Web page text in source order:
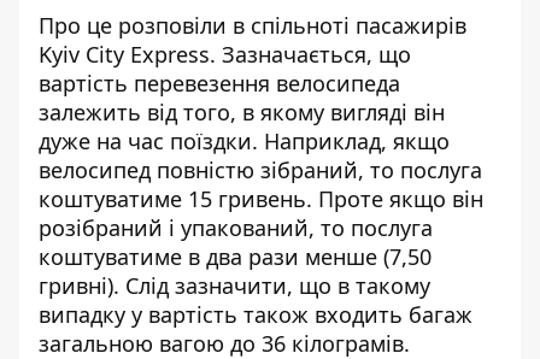
Про це розповіли в спільноті пасажирів
Kyiv City Express. Зазначається, що
вартість перевезення велосипеда
залежить від того, в якому вигляді він
дуже на час поїздки. Наприклад, якщо
велосипед повністю зібраний, то послуга
коштуватиме 15 гривень. Проте якщо він
розібраний і упакований, то послуга
коштуватиме в два рази менше (7,50
гривні). Слід зазначити, що в такому
випадку у вартість також входить багаж
загальною вагою до 36 кілограмів.